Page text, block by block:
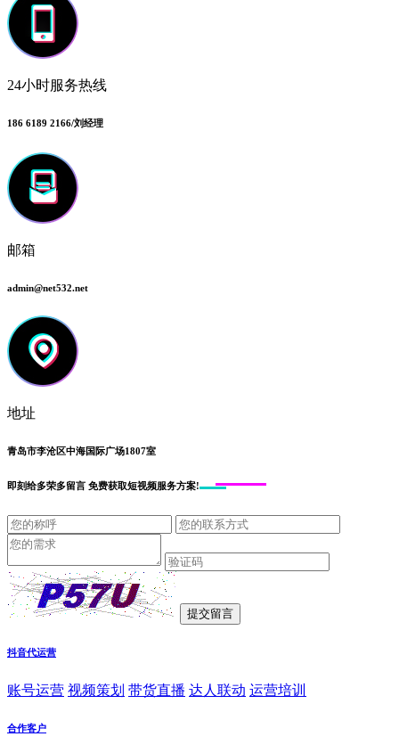
24小时服务热线
186 6189 2166/刘经理
邮箱
admin@net532.net
地址
青岛市李沧区中海国际广场1807室
即刻给多荣多留言 免费获取短视频服务方案!
抖音代运营
账号运营 视频策划 带货直播 达人联动 运营培训
合作客户